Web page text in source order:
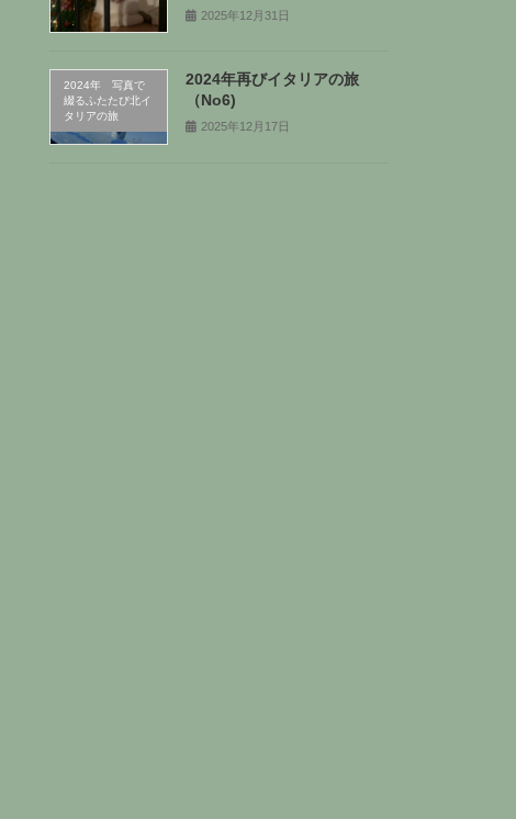
2025年12月31日
2024年 写真で
綴るふたたび北イ
タリアの旅
2024年再びイタリアの旅
（No6)
2025年12月17日